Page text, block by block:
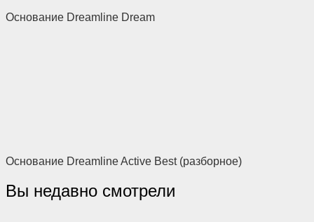
Основание Dreamline Dream
Основание Dreamline Active Best (разборное)
Вы недавно смотрели